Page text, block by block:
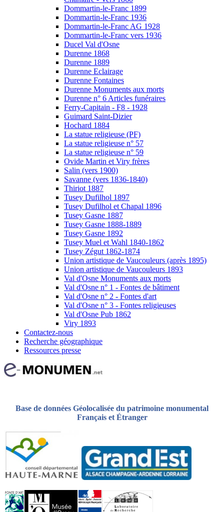
Dommartin-le-Franc 1899
Dommartin-le-Franc 1936
Dommartin-le-Franc AG 1928
Dommartin-le-Franc vers 1936
Ducel Val d'Osne
Durenne 1868
Durenne 1889
Durenne Eclairage
Durenne Fontaines
Durenne Monuments aux morts
Durenne n° 6 Articles funéraires
Ferry-Capitain - F8 - 1928
Guimard Saint-Dizier
Hochard 1884
La statue religieuse (PF)
La statue religieuse n° 57
La statue religieuse n° 59
Ovide Martin et Viry frères
Salin (vers 1900)
Savanne (vers 1836-1840)
Thiriot 1887
Tusey Dufilhol 1897
Tusey Dufilhol et Chapal 1896
Tusey Gasne 1887
Tusey Gasne 1888-1889
Tusey Gasne 1892
Tusey Muel et Wahl 1840-1862
Tusey Zégut 1862-1874
Union artistique de Vaucouleurs (après 1895)
Union artistique de Vaucouleurs 1893
Val d'Osne Monuments aux morts
Val d'Osne n° 1 - Fontes de bâtiment
Val d'Osne n° 2 - Fontes d'art
Val d'Osne n° 3 - Fontes religieuses
Val d'Osne Pub 1862
Viry 1893
Contactez-nous
Recherche géographique
Ressources presse
Base de données Géolocalisée du patrimoine monumental
Français et Étranger